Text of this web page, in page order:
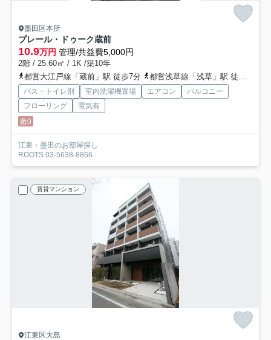
墨田区本所
プレール・ドゥーク蔵前
10.9万円 管理/共益費5,000円
2階 / 25.60㎡ / 1K /築10年
都営大江戸線「蔵前」駅 徒歩7分
都営浅草線「浅草」駅 徒歩9分
バス・トイレ別 室内洗濯機置場 エアコン
バルコニー
フローリング
電気有
敷0
江東・墨田のお部屋探し
ROOTS 03-5638-8866
賃貸マンション
江東区大島